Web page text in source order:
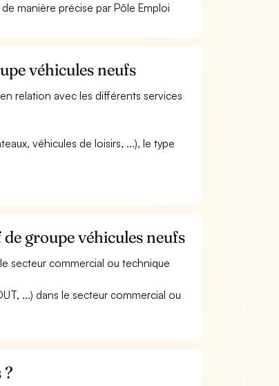
manière précise par Pôle Emploi
véhicules neufs
relation avec les différents services
véhicules de loisirs, ...), le type
groupe véhicules neufs
secteur commercial ou technique
...) dans le secteur commercial ou
?